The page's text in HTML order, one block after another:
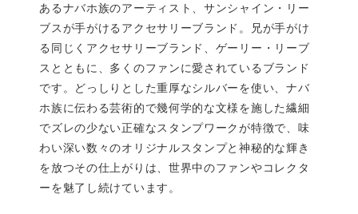
あるナバホ族のアーティスト、サンシャイン・リー
ブスが手がけるアクセサリーブランド。兄が手がけ
る同じくアクセサリーブランド、ゲーリー・リーブ
スとともに、多くのファンに愛されているブランド
です。どっしりとした重厚なシルバーを使い、ナバ
ホ族に伝わる芸術的で幾何学的な文様を施した繊細
でズレの少ない正確なスタンプワークが特徴で、味
わい深い数々のオリジナルスタンプと神秘的な輝き
を放つその仕上がりは、世界中のファンやコレクタ
ーを魅了し続けています。